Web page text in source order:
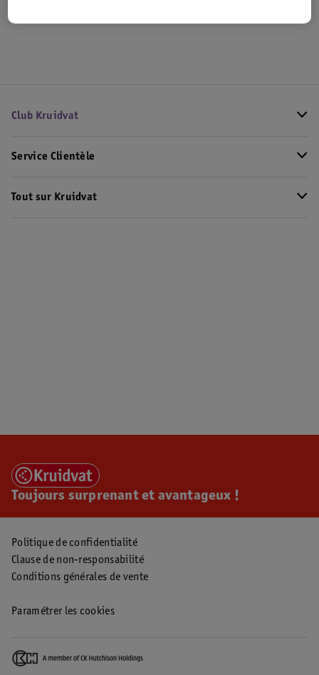
Club Kruidvat
Service Clientèle
Tout sur Kruidvat
Toujours surprenant et avantageux !
Politique de confidentialité
Clause de non-responsabilité
Conditions générales de vente
Paramétrer les cookies